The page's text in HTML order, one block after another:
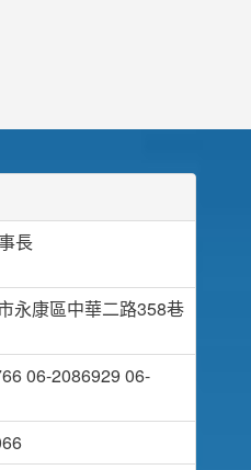
長
永康區中華二路358巷
06-2086929 06-